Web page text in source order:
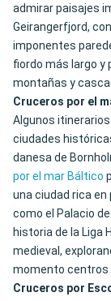
admirar paisajes
Geirangerfjord,
imponentes
fiordo más largo y
montañas y
Cruceros por el
Algunos
ciudades
danesa de
por el mar Báltico
una ciudad rica
como el Palacio
historia de la Liga
medieval,
momento centros
Cruceros por